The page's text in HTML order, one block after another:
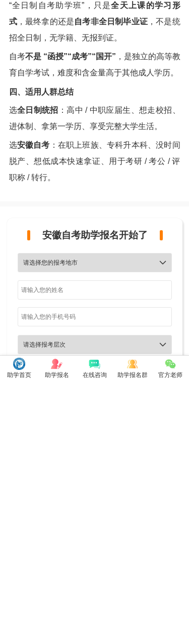
“全日制自考助学班”，只是全天上课的学习形
式，最终拿的还是自考非全日制毕业证，不是统
招全日制，无学籍、无报到证。
自考不是 “函授”“成考”“国开” ，是独立的高等教
育自学考试，难度和含金量高于其他成人学历。
四、适用人群总结
选全日制统招 ：高中 / 中职应届生、想走校招、
进体制、拿第一学历、享受完整大学生活。
选安徽自考 ：在职上班族、专科升本科、没时间
脱产、想低成本快速拿证、用于考研 / 考公 / 评
职称 / 转行。


安徽自考助学报名开始了
助学首页 助学报名 在线咨询 助学报名群 官方老师